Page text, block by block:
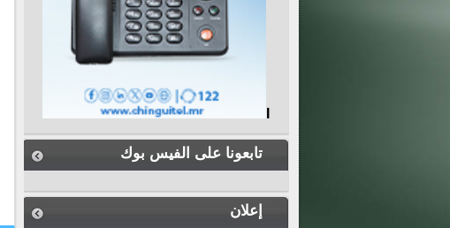
تابعونا على الفيس بوك
إعلان